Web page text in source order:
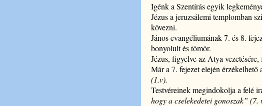
Igénk a Szentírás egyik
Jézus a jeruzsálemi templomban
kövezni.
János evangéliumának 7. és 8.
bonyolult és tömör.
Jézus, figyelve az Atya
Már a 7. fejezet elején érzékelhető
(1.v).
Testvéreinek megindokolja a felé
hogy a cselekedetei gonoszak” (7.